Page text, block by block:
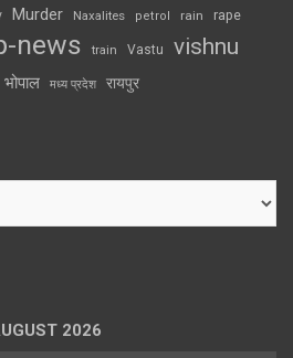
Murder Naxalites petrol rain rape
news train Vastu vishnu
भोपाल मध्य प्रदेश रायपुर
2026